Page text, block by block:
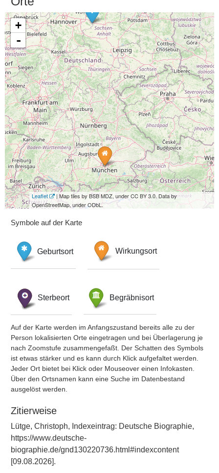
+
-
Leaflet
| Map tiles by BSB MDZ, under CC BY 3.0. Data by
OpenStreetMap, under ODbL.
Symbole auf der Karte
Geburtsort Wirkungsort
Sterbeort Begräbnisort
Auf der Karte werden im Anfangszustand bereits alle zu der
Person lokalisierten Orte eingetragen und bei Überlagerung je
nach Zoomstufe zusammengefaßt. Der Schatten des Symbols
ist etwas stärker und es kann durch Klick aufgefaltet werden.
Jeder Ort bietet bei Klick oder Mouseover einen Infokasten.
Über den Ortsnamen kann eine Suche im Datenbestand
ausgelöst werden.
Zitierweise
Lütge, Christoph, Indexeintrag: Deutsche Biographie,
https://www.deutsche-
biographie.de/gnd130220736.html#indexcontent
[09.08.2026].